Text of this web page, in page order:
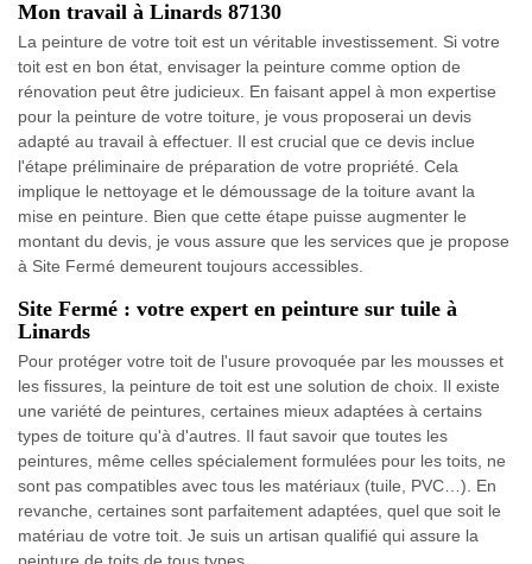
Mon travail à Linards 87130
La peinture de votre toit est un véritable investissement. Si votre
toit est en bon état, envisager la peinture comme option de
rénovation peut être judicieux. En faisant appel à mon expertise
pour la peinture de votre toiture, je vous proposerai un devis
adapté au travail à effectuer. Il est crucial que ce devis inclue
l'étape préliminaire de préparation de votre propriété. Cela
implique le nettoyage et le démoussage de la toiture avant la
mise en peinture. Bien que cette étape puisse augmenter le
montant du devis, je vous assure que les services que je propose
à Site Fermé demeurent toujours accessibles.
Site Fermé : votre expert en peinture sur tuile à
Linards
Pour protéger votre toit de l'usure provoquée par les mousses et
les fissures, la peinture de toit est une solution de choix. Il existe
une variété de peintures, certaines mieux adaptées à certains
types de toiture qu'à d'autres. Il faut savoir que toutes les
peintures, même celles spécialement formulées pour les toits, ne
sont pas compatibles avec tous les matériaux (tuile, PVC…). En
revanche, certaines sont parfaitement adaptées, quel que soit le
matériau de votre toit. Je suis un artisan qualifié qui assure la